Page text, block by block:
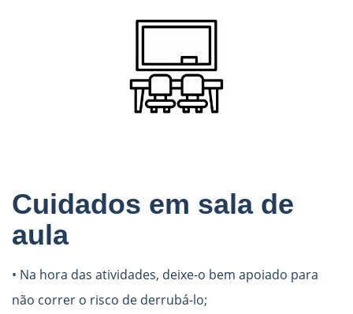
Cuidados em sala de
aula
• Na hora das atividades, deixe-o bem apoiado para
não correr o risco de derrubá-lo;